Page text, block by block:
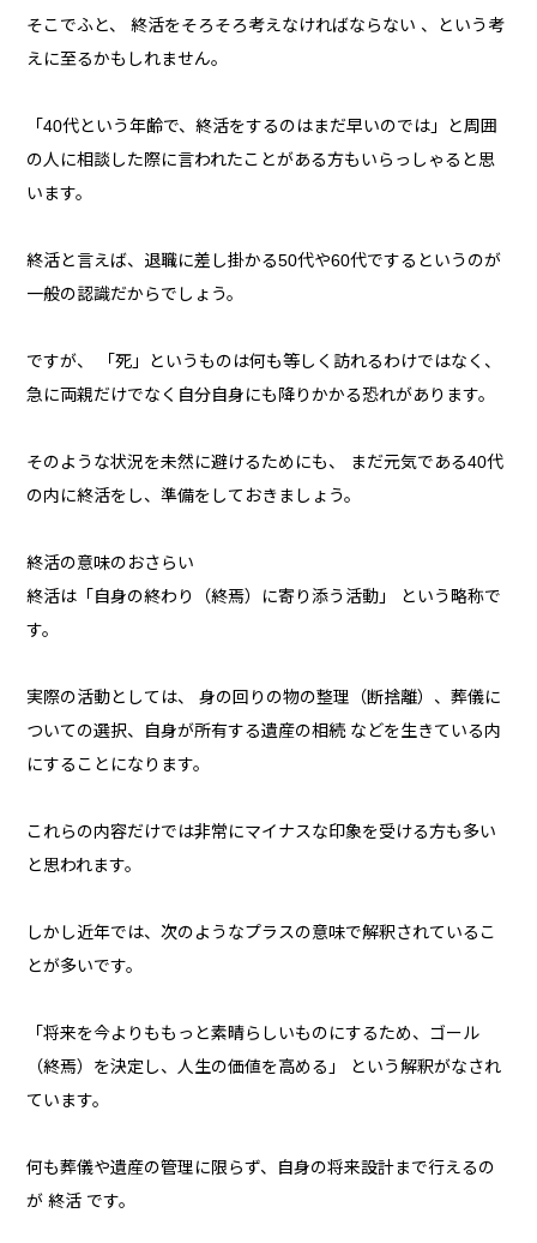
そこでふと、 終活をそろそろ考えなければならない 、という考
えに至るかもしれません。
「40代という年齢で、終活をするのはまだ早いのでは」と周囲
の人に相談した際に言われたことがある方もいらっしゃると思
います。
終活と言えば、退職に差し掛かる50代や60代でするというのが
一般の認識だからでしょう。
ですが、 「死」というものは何も等しく訪れるわけではなく、
急に両親だけでなく自分自身にも降りかかる恐れがあります。
そのような状況を未然に避けるためにも、 まだ元気である40代
の内に終活をし、準備をしておきましょう。
終活の意味のおさらい
終活は「自身の終わり（終焉）に寄り添う活動」 という略称で
す。
実際の活動としては、 身の回りの物の整理（断捨離）、葬儀に
ついての選択、自身が所有する遺産の相続 などを生きている内
にすることになります。
これらの内容だけでは非常にマイナスな印象を受ける方も多い
と思われます。
しかし近年では、次のようなプラスの意味で解釈されているこ
とが多いです。
「将来を今よりももっと素晴らしいものにするため、ゴール
（終焉）を決定し、人生の価値を高める」 という解釈がなされ
ています。
何も葬儀や遺産の管理に限らず、自身の将来設計まで行えるの
が 終活 です。